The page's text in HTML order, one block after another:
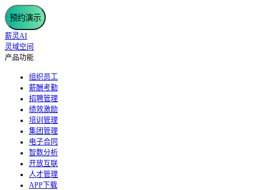
预约演示
薪灵AI
灵域空间
产品功能
组织员工
薪酬考勤
招聘管理
绩效激励
培训管理
集团管理
电子合同
智数分析
开放互联
人才管理
APP下载